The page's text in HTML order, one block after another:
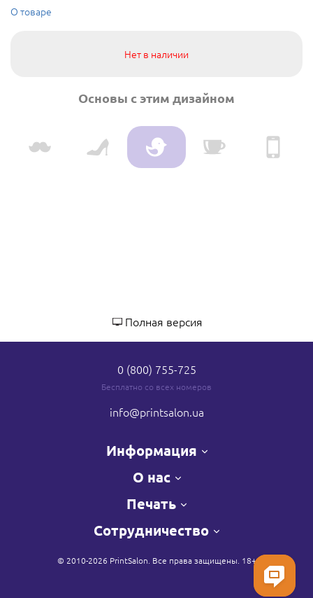
О товаре
Нет в наличии
Основы с этим дизайном
Полная версия
0 (800) 755-725
Бесплатно со всех номеров
info@printsalon.ua
Информация
О нас
Печать
Сотрудничество
© 2010-2026 PrintSalon. Все права защищены. 18+